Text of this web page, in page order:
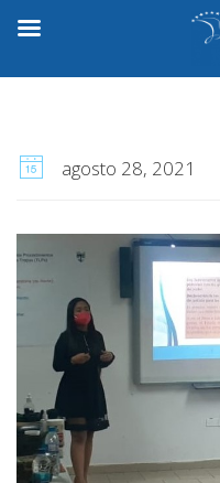
agosto 28, 2021